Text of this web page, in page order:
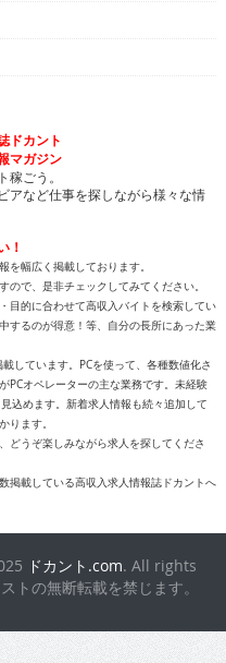
ドカント
マガジン
ごう。
アなど仕事を探しながら様々な情
！
を幅広く掲載しております。
で、是非チェックしてみてください。
目的に合わせて高収入バイトを検索してい
するのが得意！等、自分の長所にあった業
しています。PCを使って、各種数値化さ
PCオペレーターの主な業務です。未経験
込めます。新着求人情報も続々追加して
ります。
どうぞ楽しみながら求人を探してくださ
掲載している高収入求人情報誌ドカントへ
ドカント.com. All rights
の無断転載を禁じます。